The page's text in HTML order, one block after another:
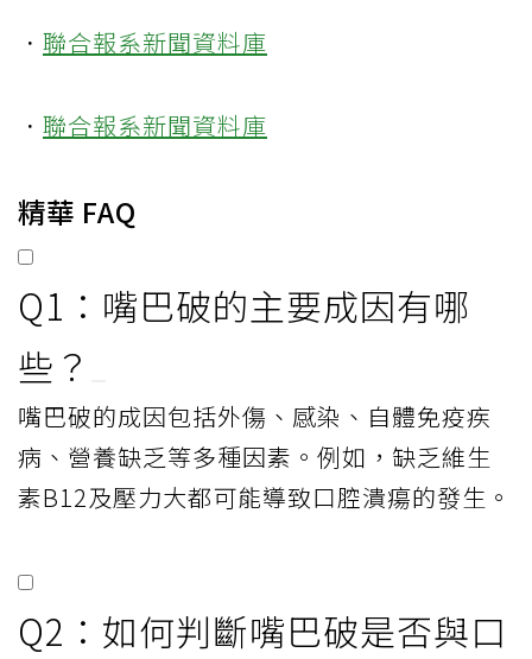
． 聯合報系新聞資料庫
． 聯合報系新聞資料庫
精華 FAQ
Q1：嘴巴破的主要成因有哪
些？
嘴巴破的成因包括外傷、感染、自體免疫疾
病、營養缺乏等多種因素。例如，缺乏維生
素B12及壓力大都可能導致口腔潰瘍的發生。
Q2：如何判斷嘴巴破是否與口